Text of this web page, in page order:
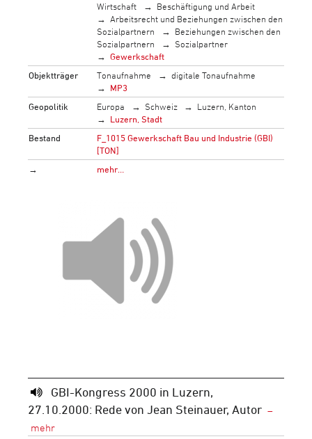
Wirtschaft
Beschäftigung und Arbeit
Arbeitsrecht und Beziehungen zwischen den
Sozialpartnern
Beziehungen zwischen den
Sozialpartnern
Sozialpartner
Gewerkschaft
Objektträger
Tonaufnahme
digitale Tonaufnahme
MP3
Geopolitik
Europa Schweiz
Luzern, Kanton
Luzern, Stadt
Bestand
F_1015 Gewerkschaft Bau und Industrie (GBI)
[TON]
→
mehr…
GBI-Kongress 2000 in Luzern,
27.10.2000: Rede von Jean Steinauer, Autor